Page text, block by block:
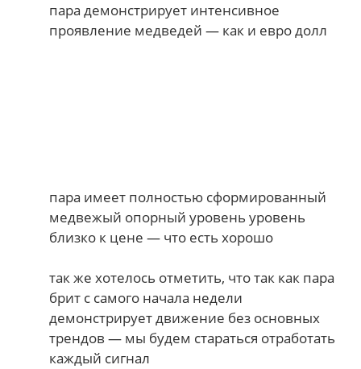
пара демонстрирует интенсивное
проявление медведей — как и евро долл
пара имеет полностью сформированный
медвежый опорный уровень уровень
близко к цене — что есть хорошо
так же хотелось отметить, что так как пара
брит с самого начала недели
демонстрирует движение без основных
трендов — мы будем стараться отработать
каждый сигнал